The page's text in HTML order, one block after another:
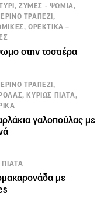
ΖΥΜΕΣ - ΨΩΜΙΑ,
ΤΡΑΠΕΖΙ,
ΟΡΕΚΤΙΚΑ –
στην τοστιέρα
ΤΡΑΠΕΖΙ,
ΚΥΡΙΩΣ ΠΙΑΤΑ,
γαλοπούλας με
με